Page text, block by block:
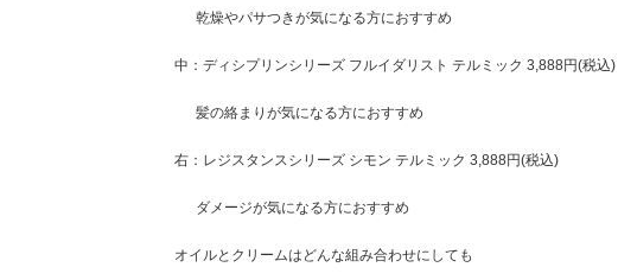
乾燥やパサつきが気になる方におすすめ
中：ディシプリンシリーズ フルイダリスト テルミック 3,888円(税込)
髪の絡まりが気になる方におすすめ
右：レジスタンスシリーズ シモン テルミック 3,888円(税込)
ダメージが気になる方におすすめ
オイルとクリームはどんな組み合わせにしても